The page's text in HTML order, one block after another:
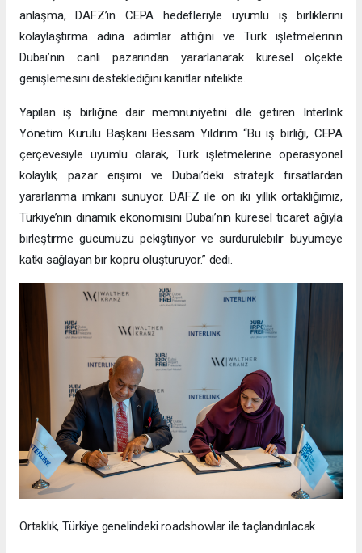
anlaşma, DAFZ’ın CEPA hedefleriyle uyumlu iş birliklerini
kolaylaştırma adına adımlar attığını ve Türk işletmelerinin
Dubai’nin canlı pazarından yararlanarak küresel ölçekte
genişlemesini desteklediğini kanıtlar nitelikte.
Yapılan iş birliğine dair memnuniyetini dile getiren Interlink
Yönetim Kurulu Başkanı Bessam Yıldırım “Bu iş birliği, CEPA
çerçevesiyle uyumlu olarak, Türk işletmelerine operasyonel
kolaylık, pazar erişimi ve Dubai’deki stratejik fırsatlardan
yararlanma imkanı sunuyor. DAFZ ile on iki yıllık ortaklığımız,
Türkiye’nin dinamik ekonomisini Dubai’nin küresel ticaret ağıyla
birleştirme gücümüzü pekiştiriyor ve sürdürülebilir büyümeye
katkı sağlayan bir köprü oluşturuyor.” dedi.
Ortaklık, Türkiye genelindeki roadshowlar ile taçlandırılacak